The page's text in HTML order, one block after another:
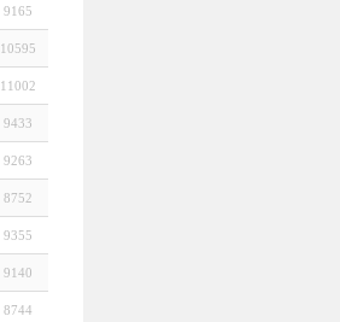
9165
10595
11002
9433
9263
8752
9355
9140
8744